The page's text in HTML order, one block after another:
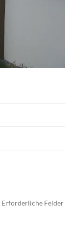
Erforderliche Felder